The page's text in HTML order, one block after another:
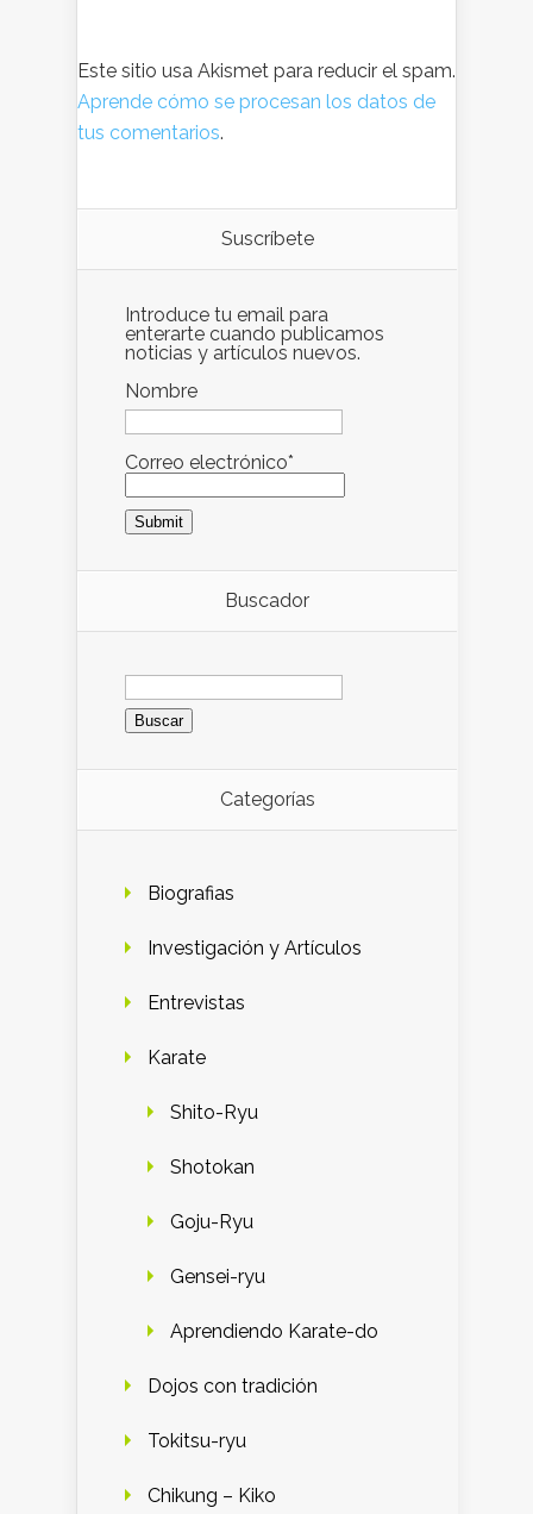
Este sitio usa Akismet para reducir el spam.
Aprende cómo se procesan los datos de
tus comentarios.
Suscríbete
Introduce tu email para
enterarte cuando publicamos
noticias y artículos nuevos.
Nombre
Correo electrónico*
Buscador
Buscar:
Categorías
Biografias
Investigación y Artículos
Entrevistas
Karate
Shito-Ryu
Shotokan
Goju-Ryu
Gensei-ryu
Aprendiendo Karate-do
Dojos con tradición
Tokitsu-ryu
Chikung – Kiko